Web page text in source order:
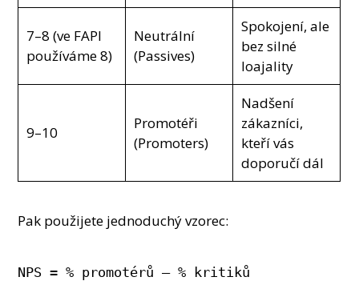
7–8 (ve FAPI
používáme 8)
Neutrální
(Passives)
Spokojení, ale
bez silné
loajality
9–10
Promotéři
(Promoters)
Nadšení
zákazníci,
kteří vás
doporučí dál
Pak použijete jednoduchý vzorec:
NPS = % promotérů – % kritiků